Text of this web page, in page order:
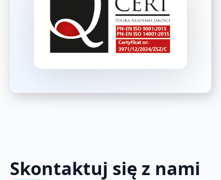
Skontaktuj się z nami